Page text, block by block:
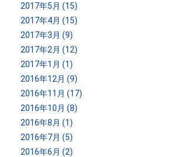
2017年5月 (15)
2017年4月 (15)
2017年3月 (9)
2017年2月 (12)
2017年1月 (1)
2016年12月 (9)
2016年11月 (17)
2016年10月 (8)
2016年8月 (1)
2016年7月 (5)
2016年6月 (2)